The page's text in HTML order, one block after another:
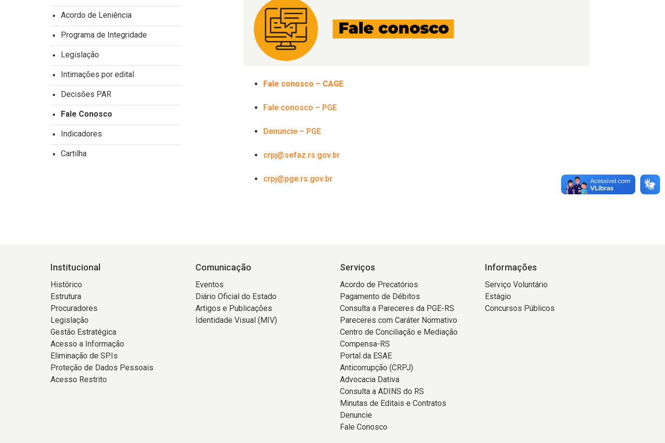
Fale conosco – CAGE
Fale conosco – PGE
Denuncie – PGE
crpj@sefaz.rs.gov.br
crpj@pge.rs.gov.br
Acordo de Leniência
Programa de Integridade
Legislação
Intimações por edital
Decisões PAR
Fale Conosco
Indicadores
Cartilha
Institucional
Histórico
Estrutura
Procuradores
Legislação
Gestão Estratégica
Acesso a Informação
Eliminação de SPIs
Proteção de Dados Pessoais
Acesso Restrito
Comunicação
Eventos
Diário Oficial do Estado
Artigos e Publicações
Identidade Visual (MIV)
Serviços
Acordo de Precatórios
Pagamento de Débitos
Consulta a Pareceres da PGE-RS
Pareceres com Caráter Normativo
Centro de Conciliação e Mediação
Compensa-RS
Portal da ESAE
Anticorrupção (CRPJ)
Advocacia Dativa
Consulta a ADINS do RS
Minutas de Editais e Contratos
Denuncie
Fale Conosco
Informações
Serviço Voluntário
Estágio
Concursos Públicos